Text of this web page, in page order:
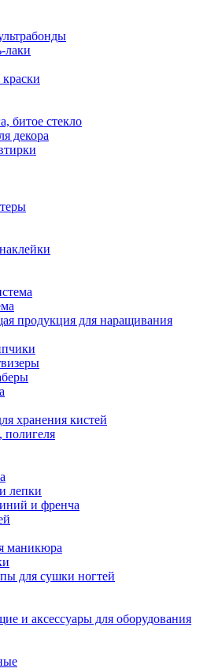
лаки
битое стекло
декора
продукция для наращивания
хранения кистей
полигеля
лепки
и френча
маникюра
для сушки ногтей
и аксессуары для оборудования